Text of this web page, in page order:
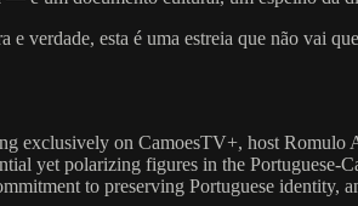
verdade, esta é uma estreia que não vai
exclusively on CamoesTV+, host
yet polarizing figures in the
to preserving Portuguese identity,